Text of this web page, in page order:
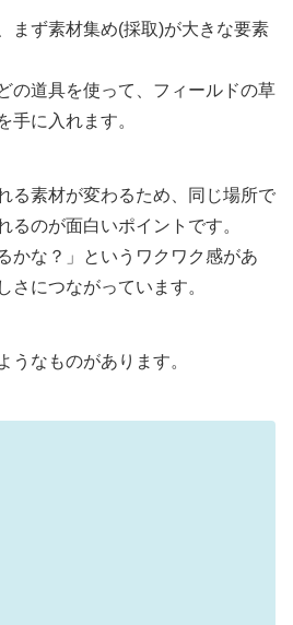
まず素材集め(採取)が大きな要素
の道具を使って、フィールドの草
手に入れます。
る素材が変わるため、同じ場所で
るのが面白いポイントです。
かな？」というワクワク感があ
さにつながっています。
うなものがあります。